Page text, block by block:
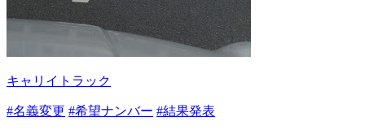
キャリイトラック
#名義変更 #希望ナンバー #結果発表